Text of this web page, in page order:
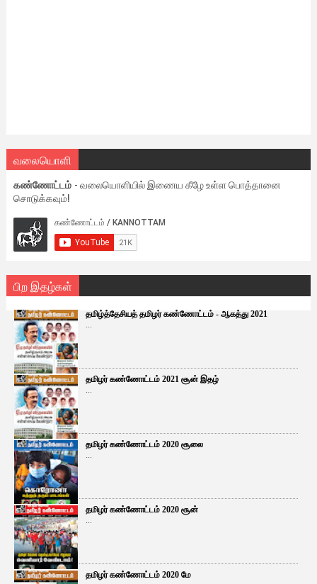
வலையொளி
கண்ணோட்டம் - வலையொளியில் இணைய கீழே உள்ள பொத்தானை
சொடுக்கவும்!
பிற இதழ்கள்
தமிழ்த்தேசியத் தமிழர் கண்ணோட்டம் - ஆகத்து 2021
...
தமிழர் கண்ணோட்டம் 2021 சூன் இதழ்
...
தமிழர் கண்ணோட்டம் 2020 சூலை
...
தமிழர் கண்ணோட்டம் 2020 சூன்
...
தமிழர் கண்ணோட்டம் 2020 மே